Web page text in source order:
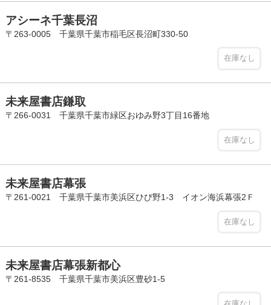
アシーネ千葉長沼
〒263-0005 千葉県千葉市稲毛区長沼町330-50
在庫なし
未来屋書店鎌取
〒266-0031 千葉県千葉市緑区おゆみ野3丁目16番地
在庫なし
未来屋書店幕張
〒261-0021 千葉県千葉市美浜区ひび野1-3 イオン海浜幕張2Ｆ
在庫なし
未来屋書店幕張新都心
〒261-8535 千葉県千葉市美浜区豊砂1-5